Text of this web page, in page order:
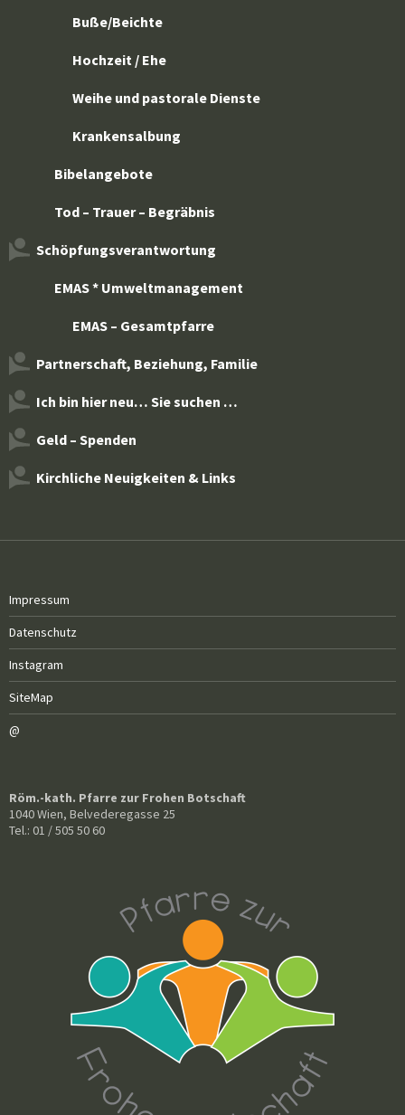
Buße/Beichte
Hochzeit / Ehe
Weihe und pastorale Dienste
Krankensalbung
Bibelangebote
Tod – Trauer – Begräbnis
Schöpfungsverantwortung
EMAS * Umweltmanagement
EMAS – Gesamtpfarre
Partnerschaft, Beziehung, Familie
Ich bin hier neu… Sie suchen …
Geld – Spenden
Kirchliche Neuigkeiten & Links
Impressum
Datenschutz
Instagram
SiteMap
@
Röm.-kath. Pfarre zur Frohen Botschaft
1040 Wien, Belvederegasse 25
Tel.: 01 / 505 50 60